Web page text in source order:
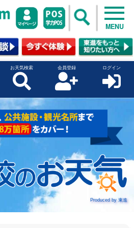
MENU
お天気検索 会員登録 ログイン
Produced by 東進